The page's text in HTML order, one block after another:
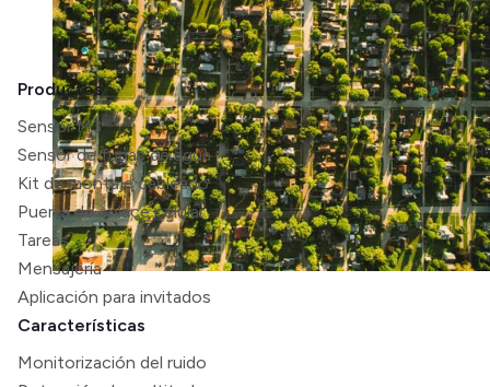
Productos
Sensor M3
Sensor de fugas de agua
Kit de montaje cableado
Puerta de enlace celular
Tareas
Mensajería
Aplicación para invitados
Características
Monitorización del ruido